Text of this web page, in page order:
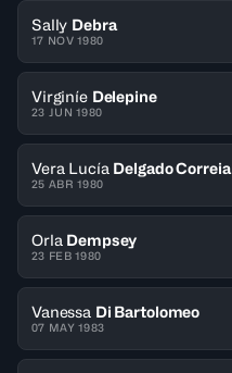
Sally Debra
17 NOV 1980
Virginíe Delepine
23 JUN 1980
Vera Lucía Delgado Correia
25 ABR 1980
Orla Dempsey
23 FEB 1980
Vanessa Di Bartolomeo
07 MAY 1983